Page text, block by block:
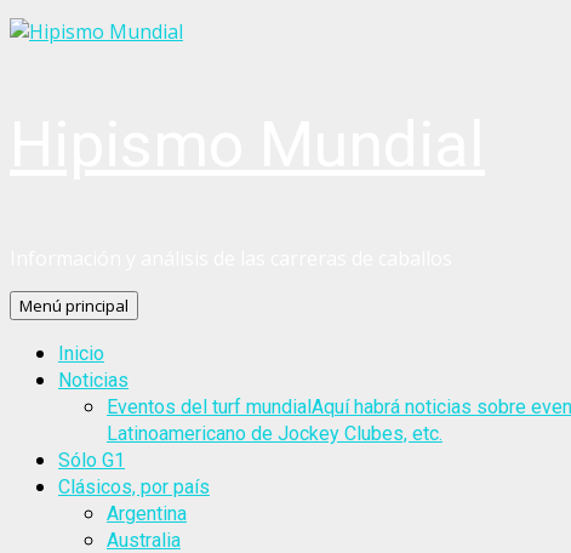
Menú principal
Inicio
Noticias
Eventos del turf mundialAquí habrá noticias sobre
Latinoamericano de Jockey Clubes, etc.
Sólo G1
Clásicos, por país
Argentina
Australia